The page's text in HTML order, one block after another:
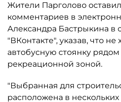
Жители Парголово
комментариев в
Александра Бастрыкина в
"ВКонтакте", указав, что не
автобусную стоянку
рекреационной зоной.
"Выбранная для
расположена в нескольких